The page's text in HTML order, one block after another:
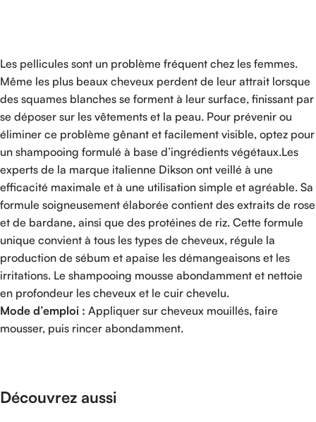
Les pellicules sont un problème fréquent chez les femmes.
Même les plus beaux cheveux perdent de leur attrait lorsque
des squames blanches se forment à leur surface, finissant par
se déposer sur les vêtements et la peau. Pour prévenir ou
éliminer ce problème gênant et facilement visible, optez pour
un shampooing formulé à base d’ingrédients végétaux.Les
experts de la marque italienne Dikson ont veillé à une
efficacité maximale et à une utilisation simple et agréable. Sa
formule soigneusement élaborée contient des extraits de rose
et de bardane, ainsi que des protéines de riz. Cette formule
unique convient à tous les types de cheveux, régule la
production de sébum et apaise les démangeaisons et les
irritations. Le shampooing mousse abondamment et nettoie
en profondeur les cheveux et le cuir chevelu.
Mode d’emploi : Appliquer sur cheveux mouillés, faire
mousser, puis rincer abondamment.
Découvrez aussi